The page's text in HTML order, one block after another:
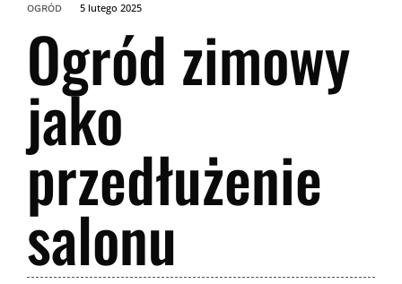
OGRÓD 5 lutego 2025
Ogród zimowy
jako
przedłużenie
salonu